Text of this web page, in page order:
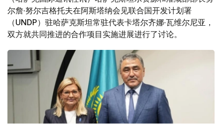
尔詹·努尔吉格托夫在阿斯塔纳会见联合国开发计划署
（UNDP）驻哈萨克斯坦常驻代表卡塔尔齐娜·瓦维尔尼亚，
双方就共同推进的合作项目实施进展进行了讨论。